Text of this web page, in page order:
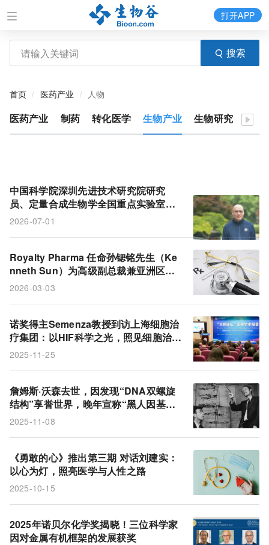
搜索
打开APP
首页 医药产业 人物
医药产业 制药 转化医学 生物产业 生物研究 医疗
中国科学院深圳先进技术研究院研究
员、定量合成生物学全国重点实验室主
任刘陈立作为中国科学家当选 EMBO 外
2026-07-01
Royalty Pharma 任命孙锶铭先生（Ke
nneth Sun）为高级副总裁兼亚洲区主
管以扩大全球平台布局
2026-03-03
诺奖得主Semenza教授到访上海细胞治
疗集团：以HIF科学之光，照见细胞治疗
转化新路径
2025-11-25
詹姆斯·沃森去世，因发现“DNA双螺旋
结构”享誉世界，晚年宣称“黑人因基因
智力低”而饱受争议
2025-11-08
《勇敢的心》推出第三期 对话刘建实：
以心为灯，照亮医学与人性之路
2025-10-15
2025年诺贝尔化学奖揭晓！三位科学家
因对金属有机框架的发展获奖